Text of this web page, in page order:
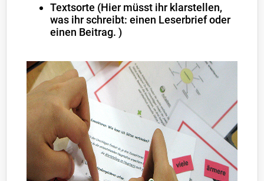
Textsorte (Hier müsst ihr klarstellen,
was ihr schreibt: einen Leserbrief oder
einen Beitrag. )